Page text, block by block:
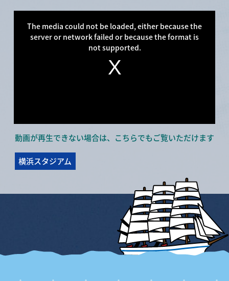
This
modalThe media could not be loaded, either because the
server or network failed or because the format is
not supported.
動画が再生できない場合は、こちらでもご覧いただけます
横浜スタジアム